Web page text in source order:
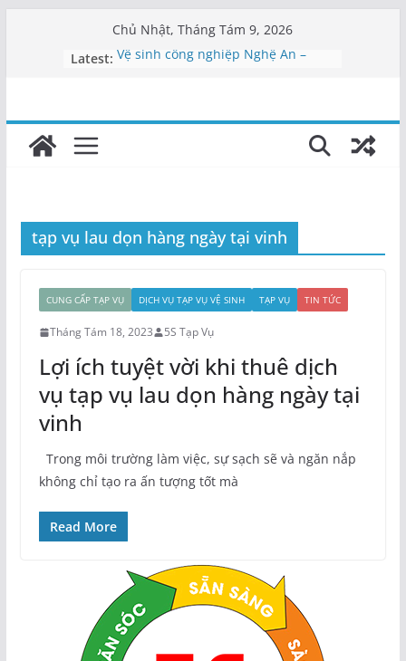
Chủ Nhật, Tháng Tám 9, 2026
Latest: Vệ sinh công nghiệp Nghệ An –
Cung cấp nhân viên vệ sinh Nghệ
tạp vụ lau dọn hàng ngày tại vinh
CUNG CẤP TẠP VỤ DỊCH VỤ TẠP VỤ VỆ SINH TẠP VỤ TIN TỨC
Tháng Tám 18, 2023 5S Tạp Vụ
Lợi ích tuyệt vời khi thuê dịch
vụ tạp vụ lau dọn hàng ngày tại
vinh
Trong môi trường làm việc, sự sạch sẽ và ngăn nắp
không chỉ tạo ra ấn tượng tốt mà
Read More